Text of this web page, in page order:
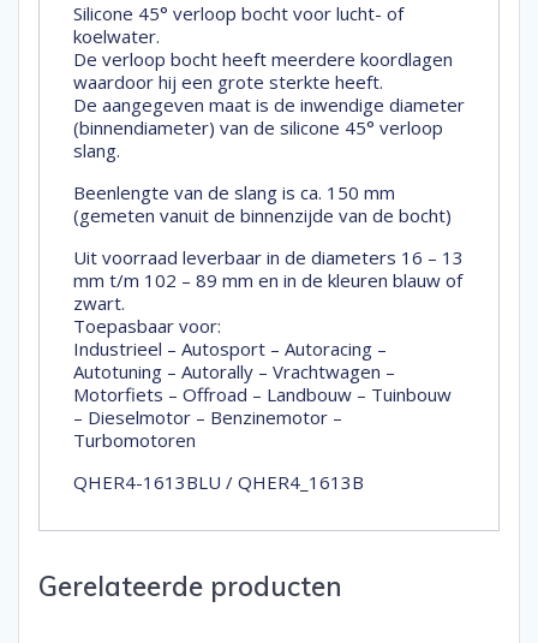
Silicone 45° verloop bocht voor lucht- of
koelwater.
De verloop bocht heeft meerdere koordlagen
waardoor hij een grote sterkte heeft.
De aangegeven maat is de inwendige diameter
(binnendiameter) van de silicone 45° verloop
slang.
Beenlengte van de slang is ca. 150 mm
(gemeten vanuit de binnenzijde van de bocht)
Uit voorraad leverbaar in de diameters 16 – 13
mm t/m 102 – 89 mm en in de kleuren blauw of
zwart.
Toepasbaar voor:
Industrieel – Autosport – Autoracing –
Autotuning – Autorally – Vrachtwagen –
Motorfiets – Offroad – Landbouw – Tuinbouw
– Dieselmotor – Benzinemotor –
Turbomotoren
QHER4-1613BLU / QHER4_1613B
Gerelateerde producten